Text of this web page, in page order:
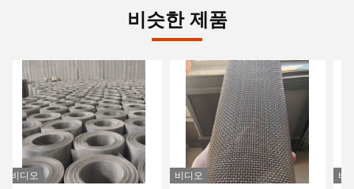
비슷한 제품
비디오 비디오 비